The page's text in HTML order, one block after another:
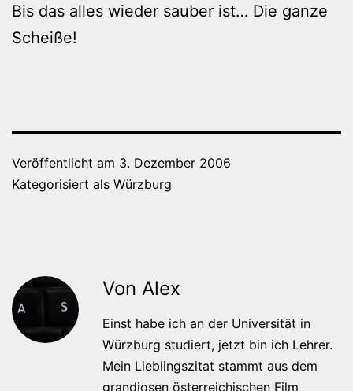
Bis das alles wieder sauber ist… Die ganze
Scheiße!
Veröffentlicht am 3. Dezember 2006
Kategorisiert als Würzburg
Von Alex
Einst habe ich an der Universität in
Würzburg studiert, jetzt bin ich Lehrer.
Mein Lieblingszitat stammt aus dem
grandiosen österreichischen Film